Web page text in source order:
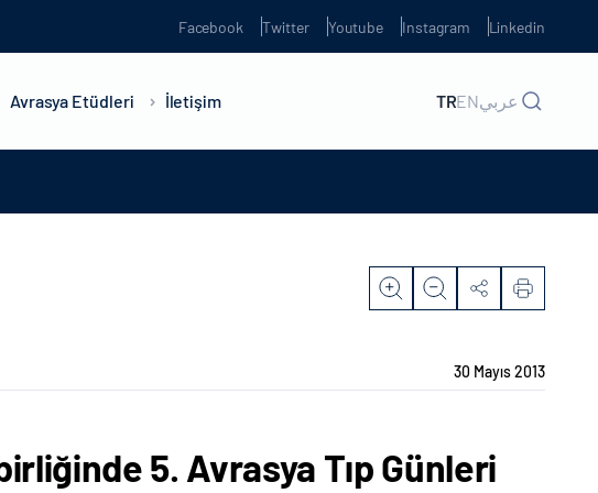
Facebook Twitter Youtube Instagram Linkedin
Avrasya Etüdleri İletişim TRENعربي
30 Mayıs 2013
5. Avrasya Tıp Günleri